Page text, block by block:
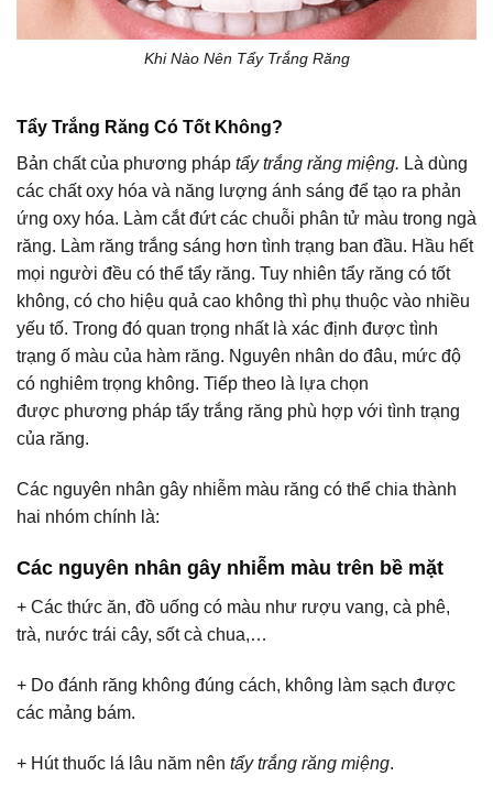
Khi Nào Nên Tẩy Trắng Răng
Tẩy Trắng Răng Có Tốt Không?
Bản chất của phương pháp tẩy trắng răng miệng. Là dùng
các chất oxy hóa và năng lượng ánh sáng để tạo ra phản
ứng oxy hóa. Làm cắt đứt các chuỗi phân tử màu trong ngà
răng. Làm răng trắng sáng hơn tình trạng ban đầu. Hầu hết
mọi người đều có thể tẩy răng. Tuy nhiên tẩy răng có tốt
không, có cho hiệu quả cao không thì phụ thuộc vào nhiều
yếu tố. Trong đó quan trọng nhất là xác định được tình
trạng ố màu của hàm răng. Nguyên nhân do đâu, mức độ
có nghiêm trọng không. Tiếp theo là lựa chọn
được phương pháp tẩy trắng răng phù hợp với tình trạng
của răng.
Các nguyên nhân gây nhiễm màu răng có thể chia thành
hai nhóm chính là:
Các nguyên nhân gây nhiễm màu trên bề mặt
+ Các thức ăn, đồ uống có màu như rượu vang, cà phê,
trà, nước trái cây, sốt cà chua,…
+ Do đánh răng không đúng cách, không làm sạch được
các mảng bám.
+ Hút thuốc lá lâu năm nên tẩy trắng răng miệng.